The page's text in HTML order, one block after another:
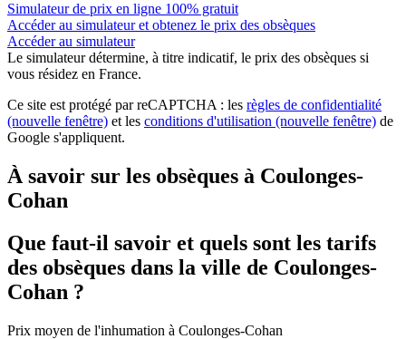
Simulateur de prix en ligne 100% gratuit
Accéder au simulateur et obtenez le prix des obsèques
Accéder au simulateur
Le simulateurdétermine, à titre indicatif, le prix des obsèques si
vous résidez en France.
Ce site est protégé par reCAPTCHA : les règles de confidentialité
(nouvelle fenêtre) et les conditions d'utilisation (nouvelle fenêtre) de
Google s'appliquent.
À savoir sur les obsèques à Coulonges-
Cohan
Que faut-il savoir et quels sont les tarifs
des obsèques dans la ville de Coulonges-
Cohan ?
Prix moyen de l'inhumation à Coulonges-Cohan